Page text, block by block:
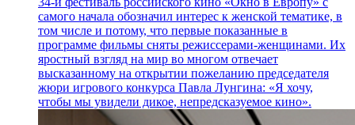
самого начала обозначил интерес к женской тематике, в
том числе и потому, что первые показанные в
программе фильмы сняты режиссерами-женщинами. Их
яростный взгляд на мир во многом отвечает
высказанному на открытии пожеланию председателя
жюри игрового конкурса Павла Лунгина: «Я хочу,
чтобы мы увидели дикое, непредсказуемое кино».